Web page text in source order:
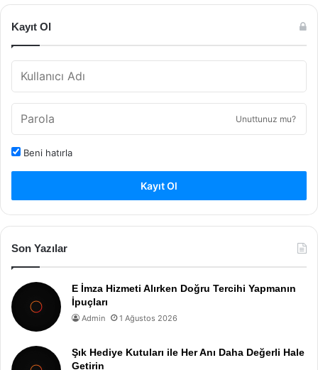
Kayıt Ol
Unuttunuz mu?
Beni hatırla
Kayıt Ol
Son Yazılar
E İmza Hizmeti Alırken Doğru Tercihi Yapmanın
İpuçları
Admin 1 Ağustos 2026
Şık Hediye Kutuları ile Her Anı Daha Değerli Hale
Getirin